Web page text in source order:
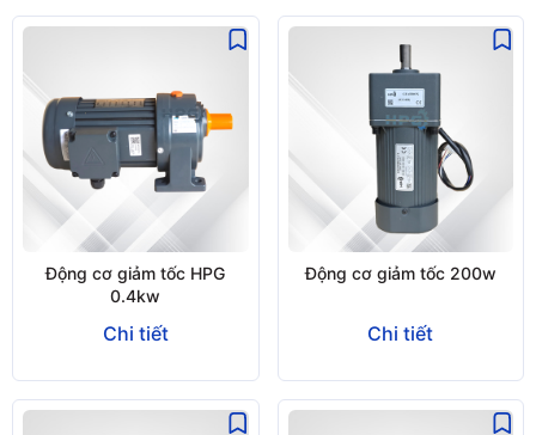
Động cơ giảm tốc HPG
0.4kw
Chi tiết
Động cơ giảm tốc 200w
Chi tiết